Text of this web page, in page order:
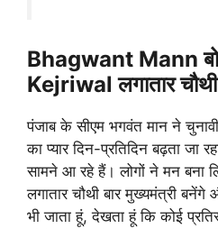
Bhagwant Mann
Kejriwal लगातार चौथी
पंजाब के सीएम भगवंत मान ने चुनावी
का प्यार दिन-प्रतिदिन बढ़ता जा
सामने आ रहे हैं। लोगों ने मन बना
लगातार चौथी बार मुख्यमंत्री बनेंगे
भी जाता हूं, देखता हूं कि कोई